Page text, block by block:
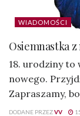
WIADOMOŚCI
Osiemnastka
18. urodziny to
nowego.
Zapraszamy,
DODANE PRZEZVV